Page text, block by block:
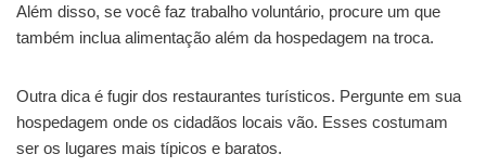
Além disso, se você faz trabalho voluntário, procure um que
também inclua alimentação além da hospedagem na troca.
Outra dica é fugir dos restaurantes turísticos. Pergunte em sua
hospedagem onde os cidadãos locais vão. Esses costumam
ser os lugares mais típicos e baratos.